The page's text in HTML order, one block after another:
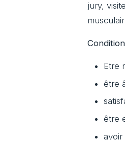
jury,
Etre
être
être